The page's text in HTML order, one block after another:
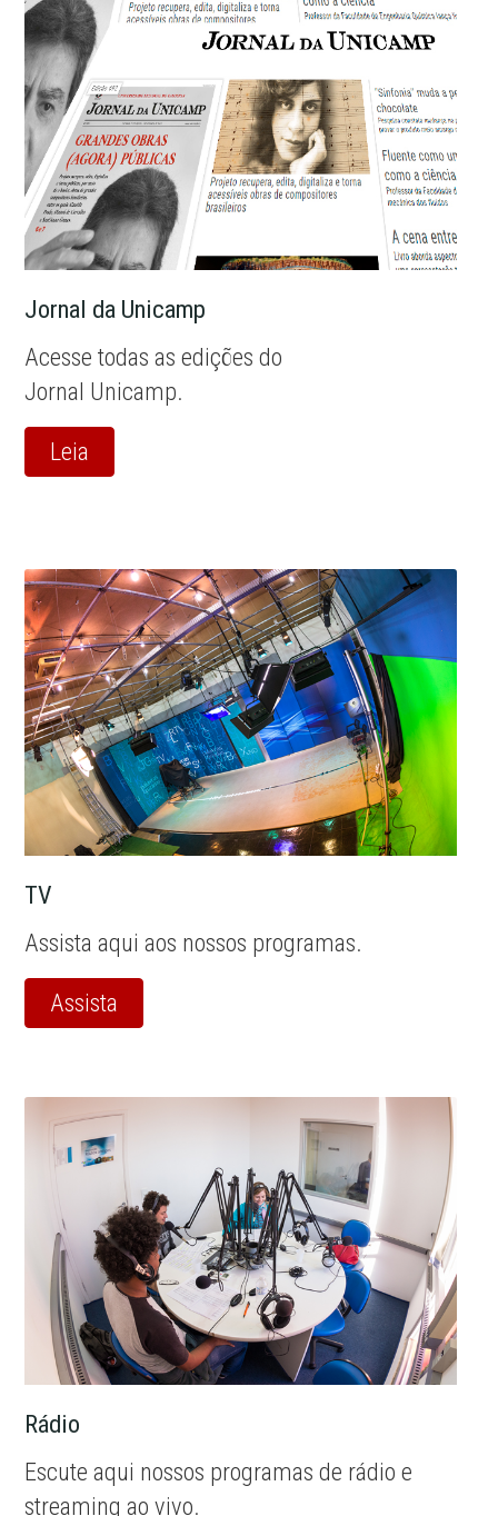
Jornal da Unicamp
Acesse todas as edições do
Jornal Unicamp.
Leia
TV
Assista aqui aos nossos programas.
Assista
Rádio
Escute aqui nossos programas de rádio e
streaming ao vivo.